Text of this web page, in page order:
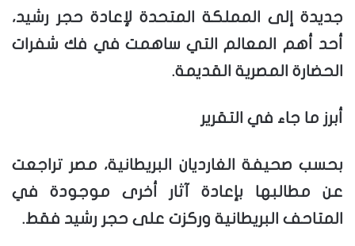
جديدة إلى المملكة المتحدة لإعادة حجر رشيد،
أحد أهم المعالم التي ساهمت في فك شفرات
الحضارة المصرية القديمة.
أبرز ما جاء في التقرير
بحسب صحيفة الغارديان البريطانية، مصر تراجعت
عن مطالبها بإعادة آثار أخرى موجودة في
المتاحف البريطانية وركزت على حجر رشيد فقط.